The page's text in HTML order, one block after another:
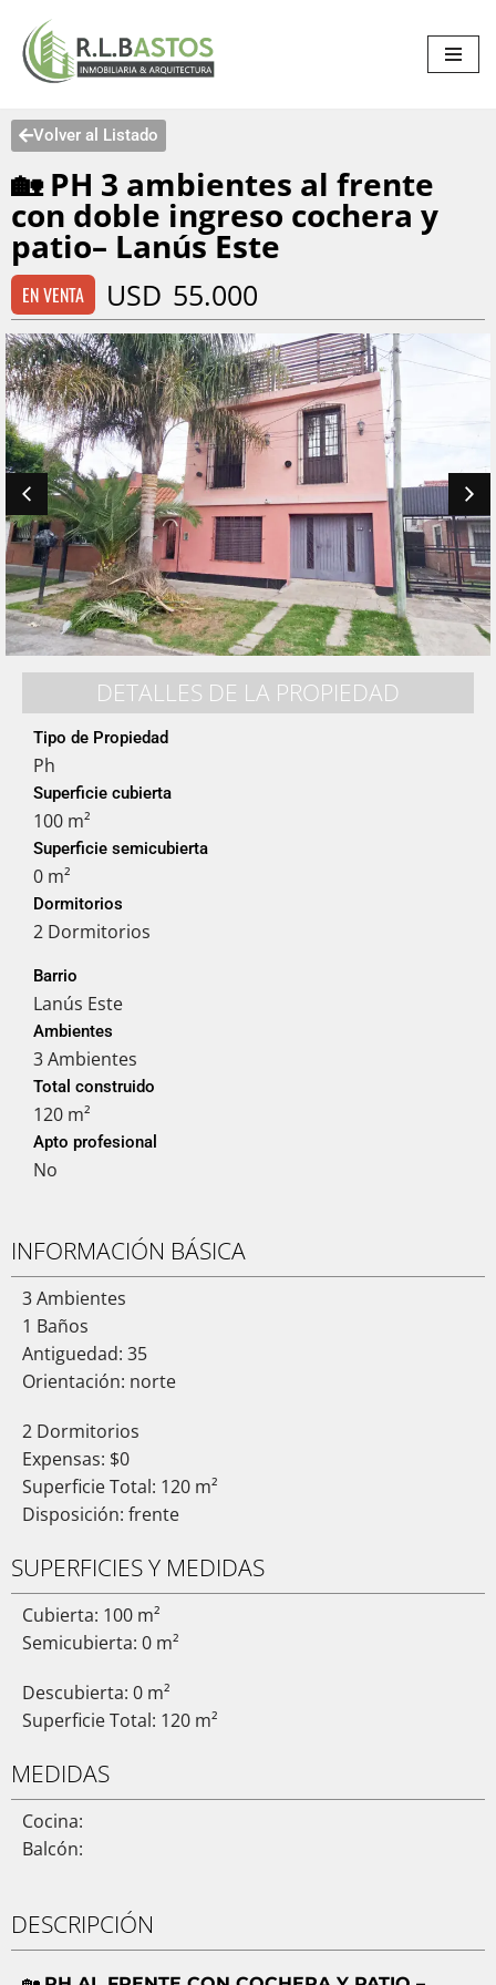
Saltar
Volver al Listado
🏡 PH 3 ambientes al frente
con doble ingreso cochera y
patio– Lanús Este
EN VENTA USD 55.000
DETALLES DE LA PROPIEDAD
Tipo de Propiedad
Ph
Superficie cubierta
100 m²
Superficie semicubierta
0 m²
Dormitorios
2 Dormitorios
Barrio
Lanús Este
Ambientes
3 Ambientes
Total construido
120 m²
Apto profesional
No
INFORMACIÓN BÁSICA
3 Ambientes
1 Baños
Antiguedad: 35
Orientación: norte
2 Dormitorios
Expensas: $0
Superficie Total: 120 m²
Disposición: frente
SUPERFICIES Y MEDIDAS
Cubierta: 100 m²
Semicubierta: 0 m²
Descubierta: 0 m²
Superficie Total: 120 m²
MEDIDAS
Cocina:
Balcón:
DESCRIPCIÓN